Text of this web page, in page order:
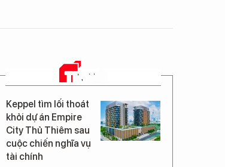
TIN MỚI
Keppel tìm lối thoát
khỏi dự án Empire
City Thủ Thiêm sau
cuộc chiến nghĩa vụ
tài chính